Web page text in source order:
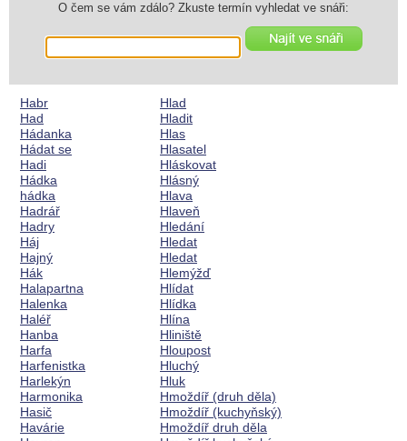
O čem se vám zdálo? Zkuste termín vyhledat ve snáři:
Habr
Had
Hádanka
Hádat se
Hadi
Hádka
hádka
Hadrář
Hadry
Háj
Hajný
Hák
Halapartna
Halenka
Haléř
Hanba
Harfa
Harfenistka
Harlekýn
Harmonika
Hasič
Havárie
Hlad
Hladit
Hlas
Hlasatel
Hláskovat
Hlásný
Hlava
Hlaveň
Hledání
Hledat
Hledat
Hlemýžď
Hlídat
Hlídka
Hlína
Hliniště
Hloupost
Hluchý
Hluk
Hmoždíř (druh děla)
Hmoždíř (kuchyňský)
Hmoždíř druh děla